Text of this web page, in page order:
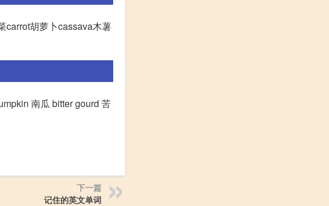
carrot胡萝卜cassava木薯
南瓜 bitter gourd 苦
下一篇
记住的英文单词